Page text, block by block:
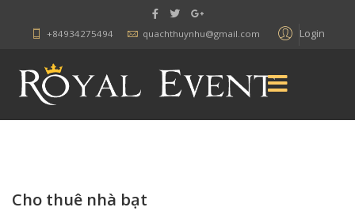
Login
+84934275494 quachthuynhu@gmail.com
Cho thuê nhà bạt